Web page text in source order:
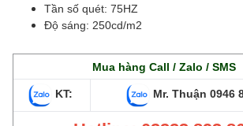
Tần số quét: 75HZ
Độ sáng: 250cd/m2
Mua hàng Call / Zalo / SMS
KT: Mr. Thuận 0946